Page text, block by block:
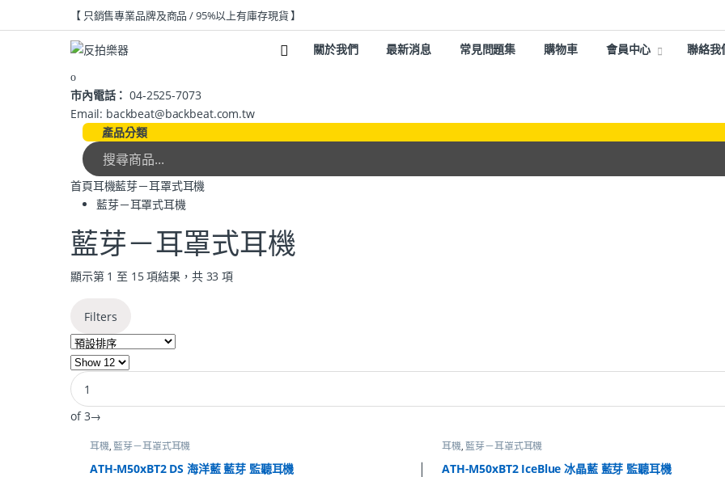
【 只銷售專業品牌及商品 / 95%以上有庫存現貨 】
關於我們 最新消息 常見問題集 購物車 會員中心 聯絡我
市內電話： 04-2525-7073
Email: backbeat@backbeat.com.tw
產品分類
首頁耳機藍芽－耳罩式耳機
藍芽－耳罩式耳機
藍芽－耳罩式耳機
顯示第 1 至 15 項結果，共 33 項
Filters
of 3→
耳機,藍芽－耳罩式耳機
ATH-M50xBT2 DS 海洋藍 藍芽 監聽耳機
耳機,藍芽－耳罩式耳機
ATH-M50xBT2 IceBlue 冰晶藍 藍芽 監聽耳機